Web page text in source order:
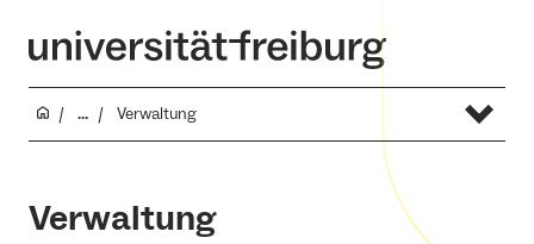
... Verwaltung
Verwaltung